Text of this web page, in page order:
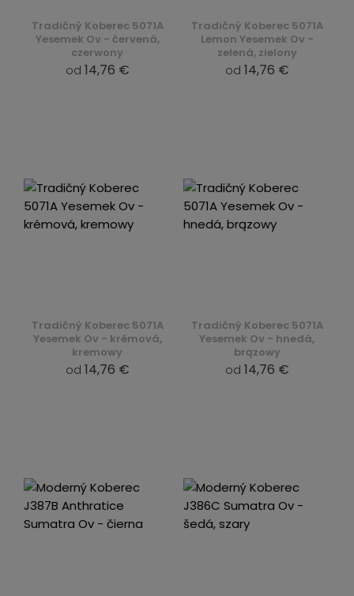
Tradičný Koberec 5071A
Yesemek Ov - červená,
czerwony
od 14,76 €
Tradičný Koberec 5071A
Lemon Yesemek Ov -
zelená, zielony
od 14,76 €
Tradičný Koberec 5071A
Yesemek Ov - krémová,
kremowy
od 14,76 €
Tradičný Koberec 5071A
Yesemek Ov - hnedá,
brązowy
od 14,76 €